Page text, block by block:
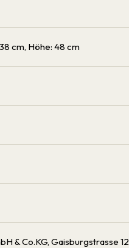
cm, Höhe: 48 cm
& Co.KG, Gaisburgstrasse